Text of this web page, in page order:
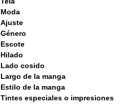
Moda
Ajuste
Género
Escote
Hilado
Lado cosido
Largo de la manga
Estilo de la manga
Tintes especiales o impresiones